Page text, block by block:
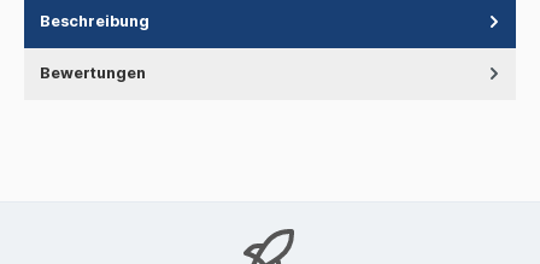
Beschreibung
Bewertungen